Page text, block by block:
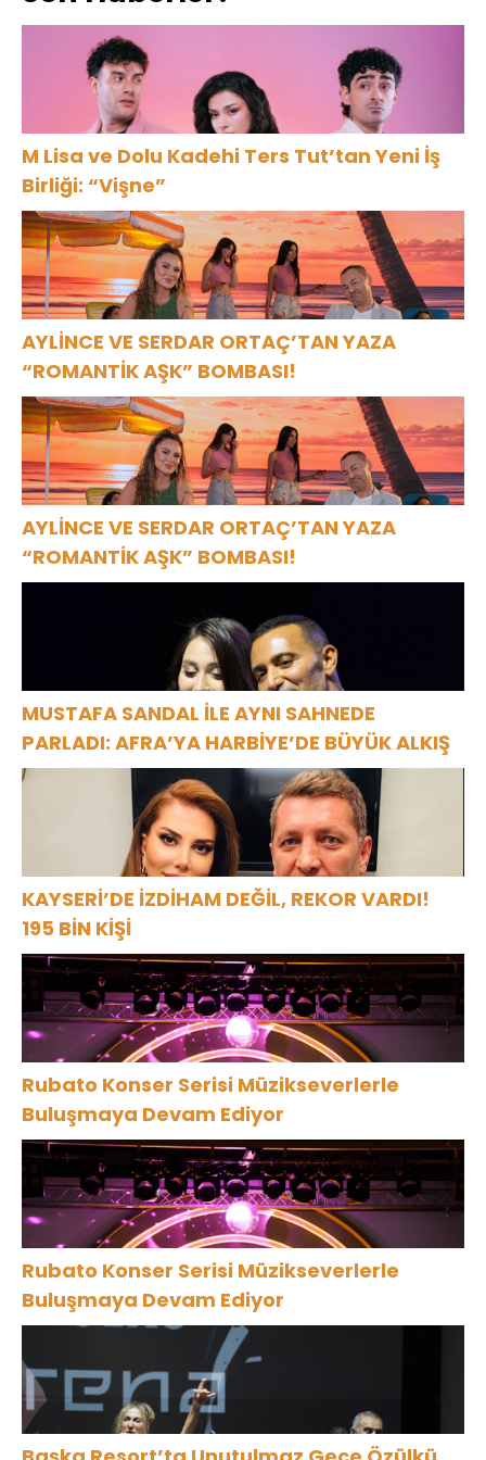
M Lisa ve Dolu Kadehi Ters Tut’tan Yeni İş
Birliği: “Vişne”
AYLİNCE VE SERDAR ORTAÇ’TAN YAZA
“ROMANTİK AŞK” BOMBASI!
AYLİNCE VE SERDAR ORTAÇ’TAN YAZA
“ROMANTİK AŞK” BOMBASI!
MUSTAFA SANDAL İLE AYNI SAHNEDE
PARLADI: AFRA’YA HARBİYE’DE BÜYÜK ALKIŞ
KAYSERİ’DE İZDİHAM DEĞİL, REKOR VARDI!
195 BİN KİŞİ
Rubato Konser Serisi Müzikseverlerle
Buluşmaya Devam Ediyor
Rubato Konser Serisi Müzikseverlerle
Buluşmaya Devam Ediyor